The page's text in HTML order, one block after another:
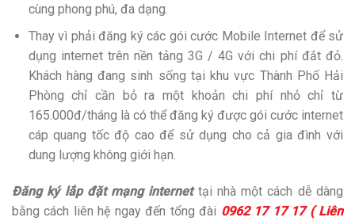
cùng phong phú, đa dạng.
Thay vì phải đăng ký các gói cước Mobile Internet để sử
dụng internet trên nền tảng 3G / 4G với chi phí đắt đỏ.
Khách hàng đang sinh sống tại khu vực Thành Phố Hải
Phòng chỉ cần bỏ ra một khoản chi phí nhỏ chỉ từ
165.000đ/tháng là có thể đăng ký được gói cước internet
cáp quang tốc độ cao để sử dụng cho cả gia đình với
dung lượng không giới hạn.
Đăng ký lắp đặt mạng internettại nhà một cách dễ dàng
bằng cách liên hệ ngay đến tổng đài 0962 17 17 17 ( Liên